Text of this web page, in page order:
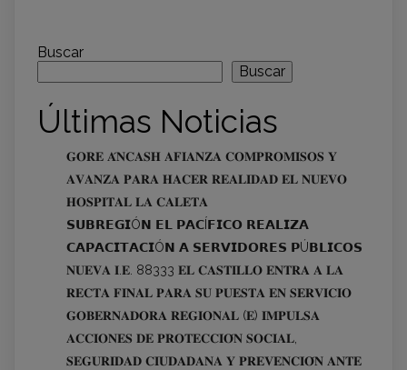
Buscar
Buscar
Últimas Noticias
𝐆𝐎𝐑𝐄 𝐀́𝐍𝐂𝐀𝐒𝐇 𝐀𝐅𝐈𝐀𝐍𝐙𝐀 𝐂𝐎𝐌𝐏𝐑𝐎𝐌𝐈𝐒𝐎𝐒 𝐘
𝐀𝐕𝐀𝐍𝐙𝐀 𝐏𝐀𝐑𝐀 𝐇𝐀𝐂𝐄𝐑 𝐑𝐄𝐀𝐋𝐈𝐃𝐀𝐃 𝐄𝐋 𝐍𝐔𝐄𝐕𝐎
𝐇𝐎𝐒𝐏𝐈𝐓𝐀𝐋 𝐋𝐀 𝐂𝐀𝐋𝐄𝐓𝐀
𝗦𝗨𝗕𝗥𝗘𝗚𝗜Ó𝗡 𝗘𝗟 𝗣𝗔𝗖Í𝗙𝗜𝗖𝗢 𝗥𝗘𝗔𝗟𝗜𝗭𝗔
𝗖𝗔𝗣𝗔𝗖𝗜𝗧𝗔𝗖𝗜Ó𝗡 𝗔 𝗦𝗘𝗥𝗩𝗜𝗗𝗢𝗥𝗘𝗦 𝗣Ú𝗕𝗟𝗜𝗖𝗢𝗦
𝐍𝐔𝐄𝐕𝐀 𝐈.𝐄. 88333 𝐄𝐋 𝐂𝐀𝐒𝐓𝐈𝐋𝐋𝐎 𝐄𝐍𝐓𝐑𝐀 𝐀 𝐋𝐀
𝐑𝐄𝐂𝐓𝐀 𝐅𝐈𝐍𝐀𝐋 𝐏𝐀𝐑𝐀 𝐒𝐔 𝐏𝐔𝐄𝐒𝐓𝐀 𝐄𝐍 𝐒𝐄𝐑𝐕𝐈𝐂𝐈𝐎
𝐆𝐎𝐁𝐄𝐑𝐍𝐀𝐃𝐎𝐑𝐀 𝐑𝐄𝐆𝐈𝐎𝐍𝐀𝐋 (𝐄) 𝐈𝐌𝐏𝐔𝐋𝐒𝐀
𝐀𝐂𝐂𝐈𝐎𝐍𝐄𝐒 𝐃𝐄 𝐏𝐑𝐎𝐓𝐄𝐂𝐂𝐈𝐎́𝐍 𝐒𝐎𝐂𝐈𝐀𝐋,
𝐒𝐄𝐆𝐔𝐑𝐈𝐃𝐀𝐃 𝐂𝐈𝐔𝐃𝐀𝐃𝐀𝐍𝐀 𝐘 𝐏𝐑𝐄𝐕𝐄𝐍𝐂𝐈𝐎́𝐍 𝐀𝐍𝐓𝐄